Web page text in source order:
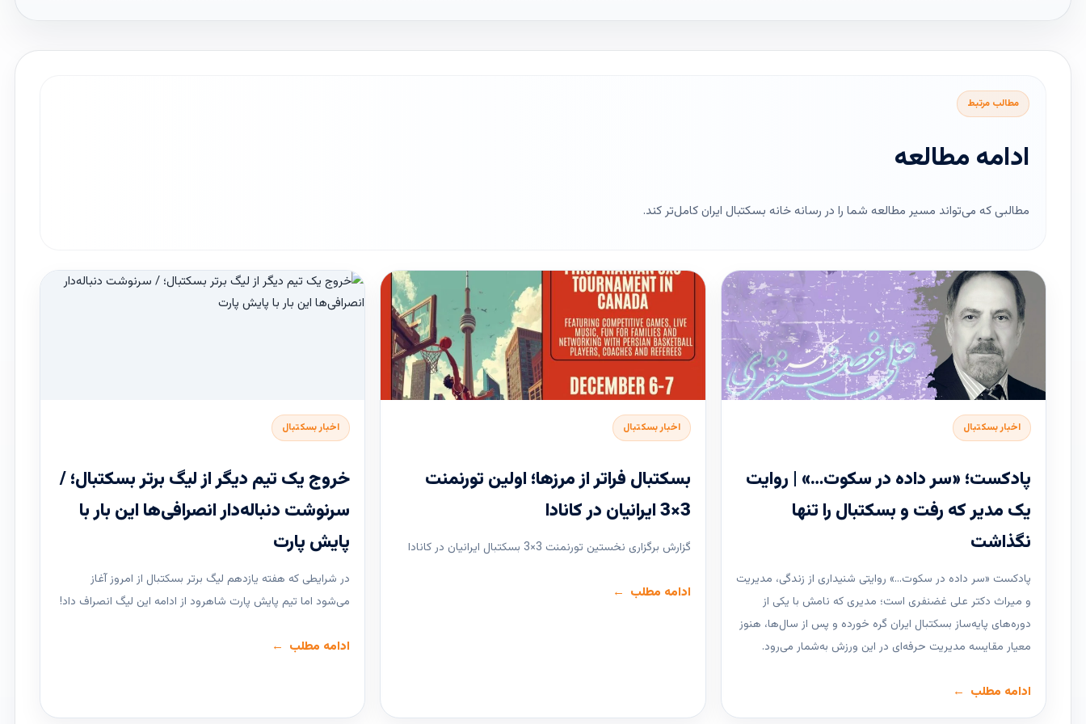
مطالب مرتبط
ادامه مطالعه
مطالبی که می‌تواند مسیر مطالعه شما را در رسانه خانه بسکتبال ایران کامل‌تر کند.
اخبار بسکتبال
پادکست؛ «سر داده در سکوت…» | روایت
یک مدیر که رفت و بسکتبال را تنها
نگذاشت
پادکست «سر داده در سکوت…» روایتی شنیداری از زندگی، مدیریت
و میراث دکتر علی غضنفری است؛ مدیری که نامش با یکی از
دوره‌های پایه‌ساز بسکتبال ایران گره خورده و پس از سال‌ها، هنوز
معیار مقایسه مدیریت حرفه‌ای در این ورزش به‌شمار می‌رود.
ادامه مطلب
اخبار بسکتبال
بسکتبال فراتر از مرزها؛ اولین تورنمنت
3×3 ایرانیان در کانادا
گزارش برگزاری نخستین تورنمنت 3×3 بسکتبال ایرانیان در کانادا
ادامه مطلب
اخبار بسکتبال
خروج یک تیم دیگر از لیگ برتر بسکتبال؛ /
سرنوشت دنباله‌دار انصرافی‌ها این بار با
پایش پارت
در شرایطی که هفته یازدهم لیگ ‌برتر بسکتبال از امروز آغاز
می‌شود اما تیم پایش پارت شاهرود از ادامه این لیگ انصراف داد!
ادامه مطلب